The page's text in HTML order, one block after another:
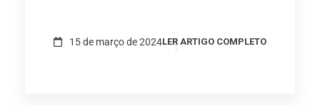
15 de março de 2024LER ARTIGO COMPLETO